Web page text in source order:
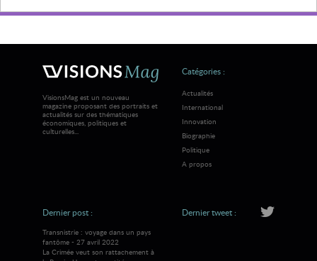
VisionsMag est un nouveau
magazine proposant des portraits et
actualités sur des thématiques
économiques, politiques et
culturelles...
Catégories :
Actualités
International
Innovation
Biographie
Politique
A propos
Dernier post :
Transnistrie : voyage dans un pays
fantôme - 27 avril 2022
La Crimée veut son rattachement à
Dernier tweet :